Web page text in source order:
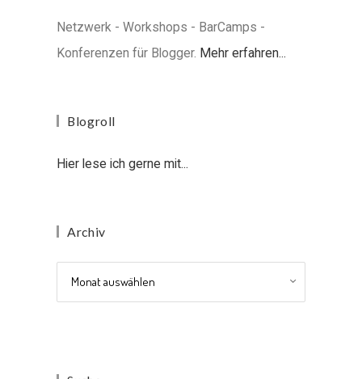
Netzwerk - Workshops - BarCamps -
Konferenzen für Blogger. Mehr erfahren...
Blogroll
Hier lese ich gerne mit...
Archiv